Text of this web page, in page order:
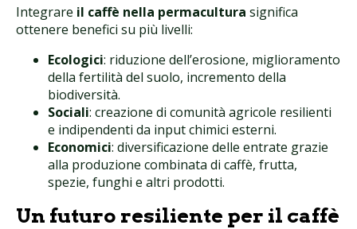
Integrare il caffè nella permacultura significa
ottenere benefici su più livelli:
Ecologici: riduzione dell’erosione, miglioramento
della fertilità del suolo, incremento della
biodiversità.
Sociali: creazione di comunità agricole resilienti
e indipendenti da input chimici esterni.
Economici: diversificazione delle entrate grazie
alla produzione combinata di caffè, frutta,
spezie, funghi e altri prodotti.
Un futuro resiliente per il caffè